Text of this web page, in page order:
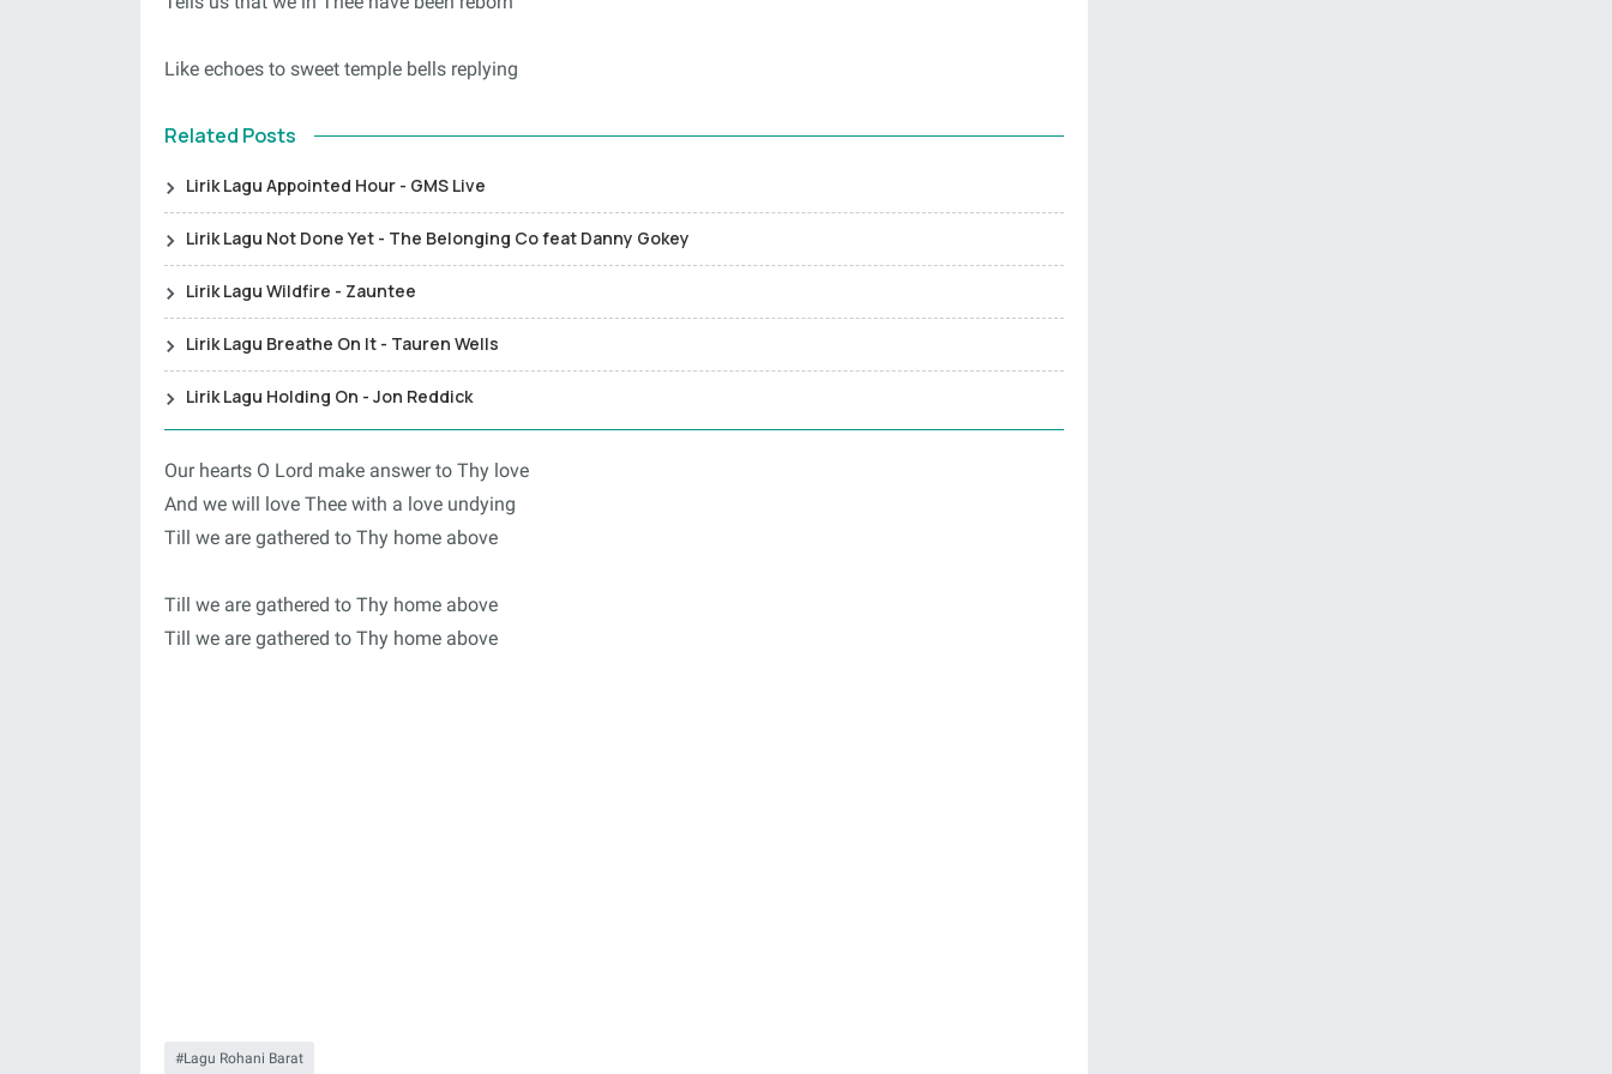
Like echoes to sweet temple bells replying
Related Posts
Lirik Lagu Appointed Hour - GMS Live
Lirik Lagu Not Done Yet - The Belonging Co feat Danny Gokey
Lirik Lagu Wildfire - Zauntee
Lirik Lagu Breathe On It - Tauren Wells
Lirik Lagu Holding On - Jon Reddick
Our hearts O Lord make answer to Thy love
And we will love Thee with a love undying
Till we are gathered to Thy home above
Till we are gathered to Thy home above
Till we are gathered to Thy home above
Lagu Rohani Barat